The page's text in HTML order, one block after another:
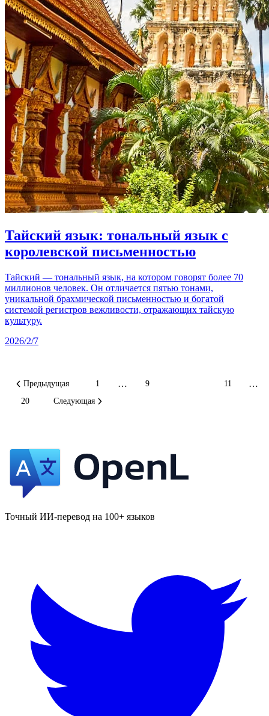
Тайский язык: тональный язык с
королевской письменностью
Тайский — тональный язык, на котором говорят более 70
миллионов человек. Он отличается пятью тонами,
уникальной брахмической письменностью и богатой
системой регистров вежливости, отражающих тайскую
культуру.
2026/2/7
Предыдущая 1 … 9 11 …
20 Следующая
Точный ИИ-перевод на 100+ языков